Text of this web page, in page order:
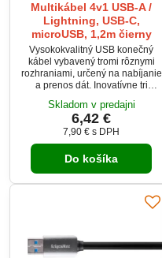
Multikábel 4v1 USB-A /
Lightning, USB-C,
microUSB, 1,2m čierny
Vysokokvalitný USB konečný
kábel vybavený tromi rôznymi
rozhraniami, určený na nabíjanie
a prenos dát. Inovatívne tri
USB typu C a kompatibilný
konektor pre iPhone z jednej
strany, a USB typu C spolu so
štandardným USB-A konektorom
z druhej strany – umožňujú
Skladom v predajni
6,42 €
7,90 € s DPH
Do košíka